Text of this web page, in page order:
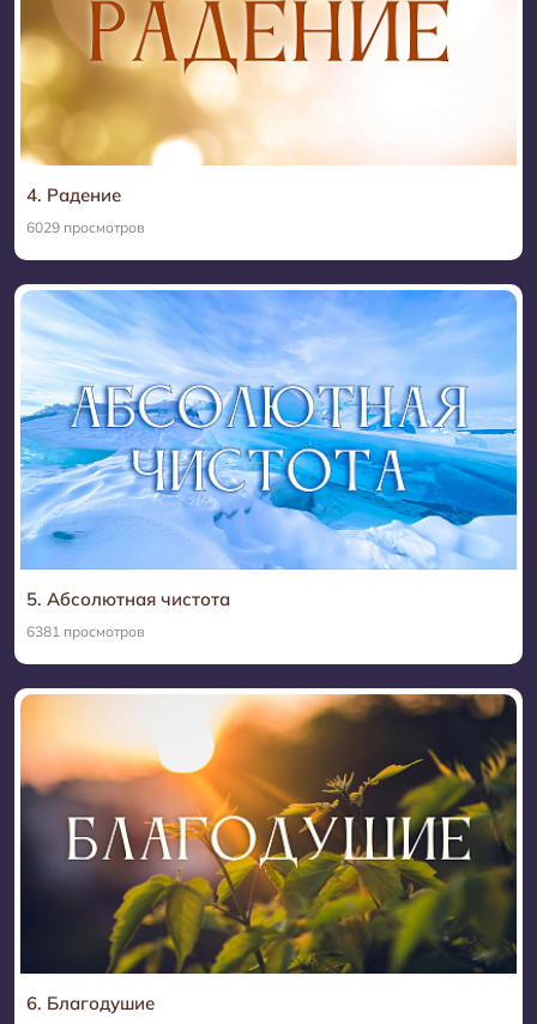
4. Радение
6029 просмотров
5. Абсолютная чистота
6381 просмотров
6. Благодушие